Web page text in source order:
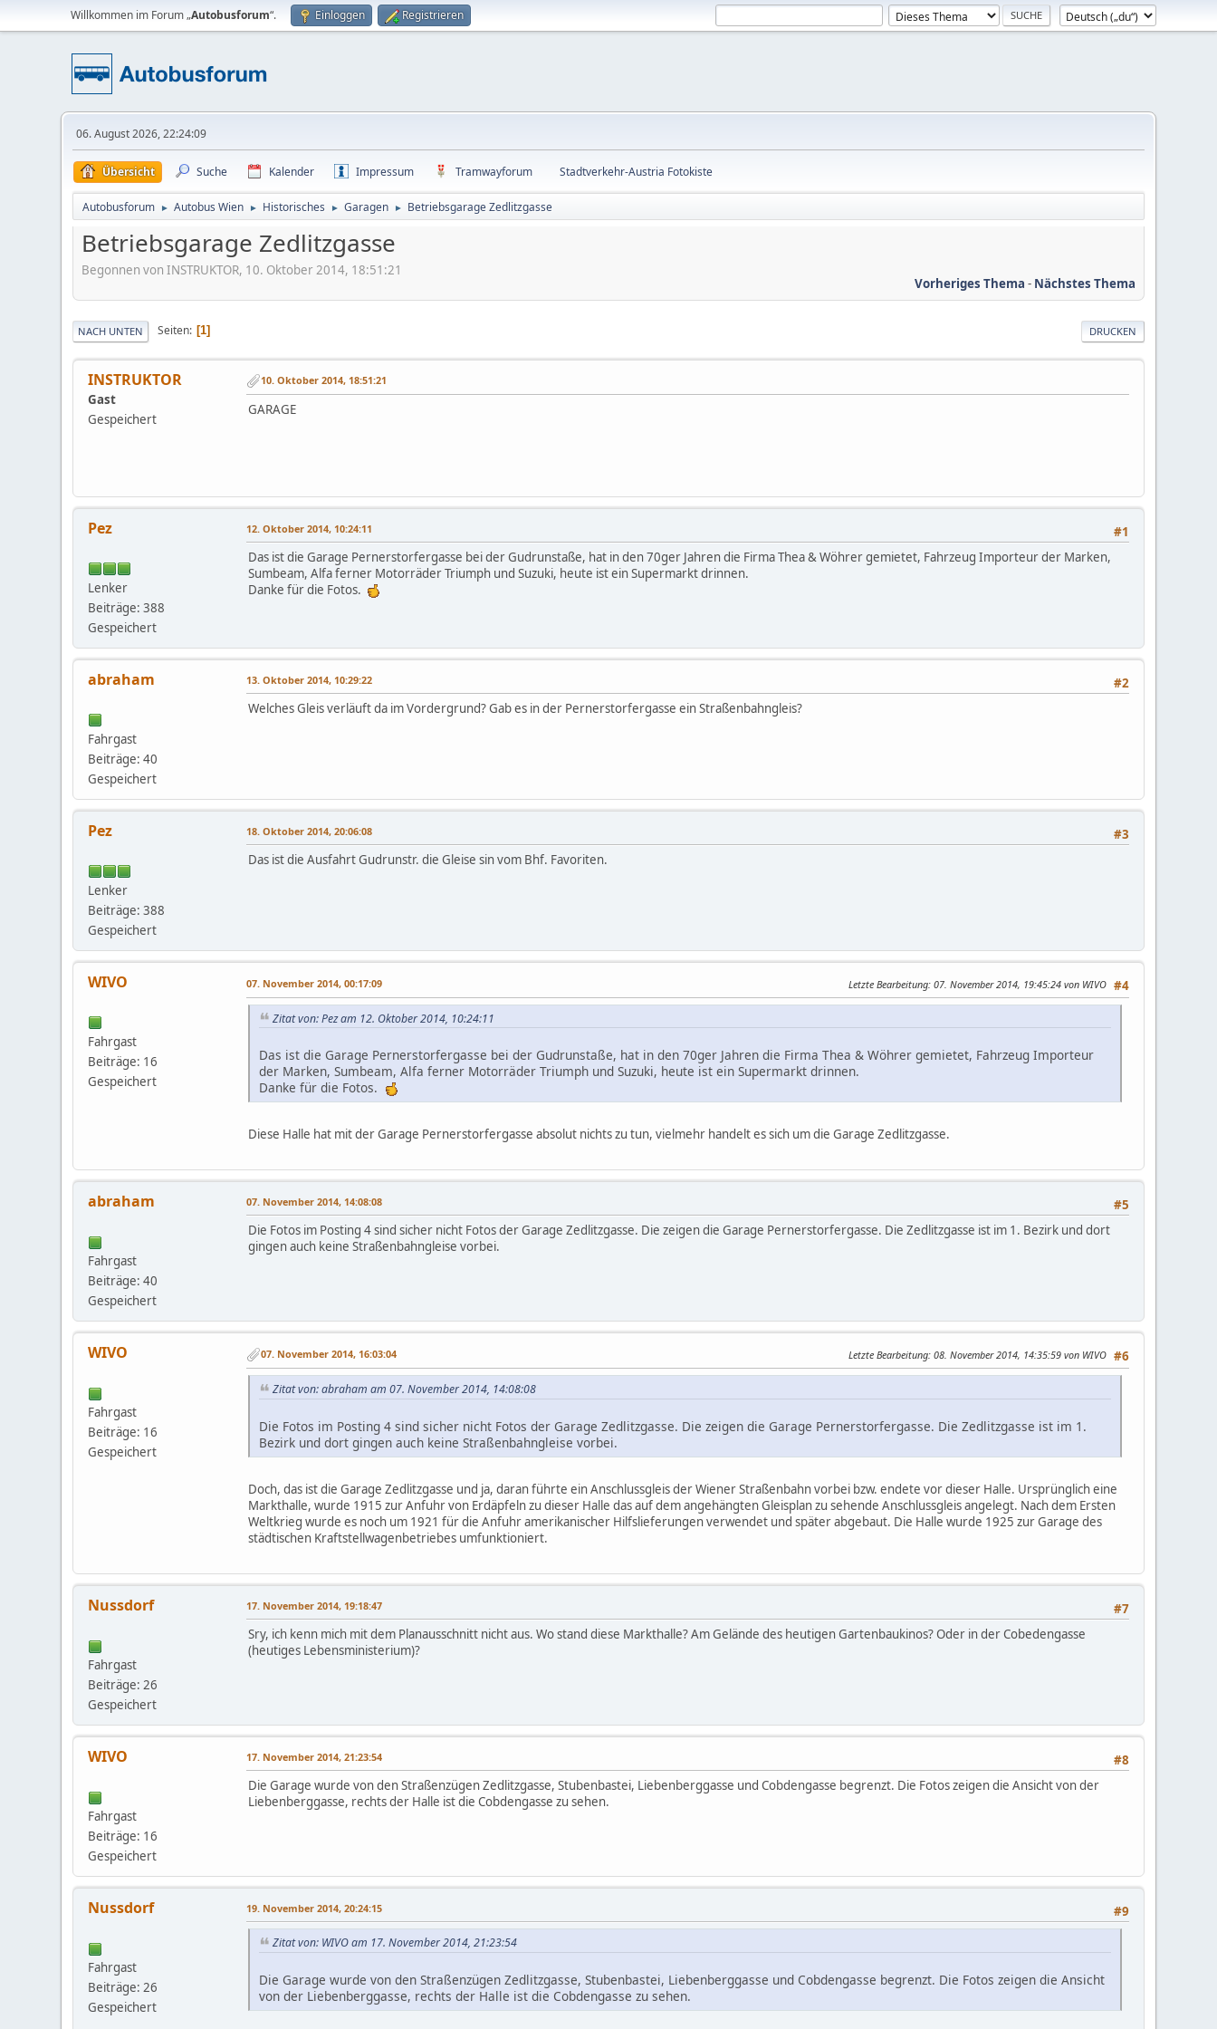
Willkommen im Forum „Autobusforum“. Einloggen Registrieren
06. August 2026, 22:24:09
Übersicht Suche Kalender Impressum Tramwayforum Stadtverkehr-Austria Fotokiste
Autobusforum ► Autobus Wien ► Historisches ► Garagen ► Betriebsgarage Zedlitzgasse
Betriebsgarage Zedlitzgasse
Begonnen von INSTRUKTOR, 10. Oktober 2014, 18:51:21
Vorheriges Thema - Nächstes Thema
DRUCKEN
NACH UNTEN Seiten 1
INSTRUKTOR
Gast
Gespeichert
10. Oktober 2014, 18:51:21
GARAGE
Pez
Lenker
Beiträge: 388
Gespeichert
#1
12. Oktober 2014, 10:24:11
Das ist die Garage Pernerstorfergasse bei der Gudrunstaße, hat in den 70ger Jahren die Firma Thea & Wöhrer gemietet, Fahrzeug Importeur der Marken,
Sumbeam, Alfa ferner Motorräder Triumph und Suzuki, heute ist ein Supermarkt drinnen.
Danke für die Fotos.
abraham
Fahrgast
Beiträge: 40
Gespeichert
#2
13. Oktober 2014, 10:29:22
Welches Gleis verläuft da im Vordergrund? Gab es in der Pernerstorfergasse ein Straßenbahngleis?
Pez
Lenker
Beiträge: 388
Gespeichert
#3
18. Oktober 2014, 20:06:08
Das ist die Ausfahrt Gudrunstr. die Gleise sin vom Bhf. Favoriten.
WIVO
Fahrgast
Beiträge: 16
Gespeichert
#4
07. November 2014, 00:17:09 Letzte Bearbeitung: 07. November 2014, 19:45:24 von WIVO
Zitat von: Pez am 12. Oktober 2014, 10:24:11
Das ist die Garage Pernerstorfergasse bei der Gudrunstaße, hat in den 70ger Jahren die Firma Thea & Wöhrer gemietet, Fahrzeug Importeur
der Marken, Sumbeam, Alfa ferner Motorräder Triumph und Suzuki, heute ist ein Supermarkt drinnen.
Danke für die Fotos.
Diese Halle hat mit der Garage Pernerstorfergasse absolut nichts zu tun, vielmehr handelt es sich um die Garage Zedlitzgasse.
abraham
Fahrgast
Beiträge: 40
Gespeichert
#5
07. November 2014, 14:08:08
Die Fotos im Posting 4 sind sicher nicht Fotos der Garage Zedlitzgasse. Die zeigen die Garage Pernerstorfergasse. Die Zedlitzgasse ist im 1. Bezirk und dort
gingen auch keine Straßenbahngleise vorbei.
WIVO
Fahrgast
Beiträge: 16
Gespeichert
#6
07. November 2014, 16:03:04 Letzte Bearbeitung: 08. November 2014, 14:35:59 von WIVO
Zitat von: abraham am 07. November 2014, 14:08:08
Die Fotos im Posting 4 sind sicher nicht Fotos der Garage Zedlitzgasse. Die zeigen die Garage Pernerstorfergasse. Die Zedlitzgasse ist im 1.
Bezirk und dort gingen auch keine Straßenbahngleise vorbei.
Doch, das ist die Garage Zedlitzgasse und ja, daran führte ein Anschlussgleis der Wiener Straßenbahn vorbei bzw. endete vor dieser Halle. Ursprünglich eine
Markthalle, wurde 1915 zur Anfuhr von Erdäpfeln zu dieser Halle das auf dem angehängten Gleisplan zu sehende Anschlussgleis angelegt. Nach dem Ersten
Weltkrieg wurde es noch um 1921 für die Anfuhr amerikanischer Hilfslieferungen verwendet und später abgebaut. Die Halle wurde 1925 zur Garage des
städtischen Kraftstellwagenbetriebes umfunktioniert.
Nussdorf
Fahrgast
Beiträge: 26
Gespeichert
#7
17. November 2014, 19:18:47
Sry, ich kenn mich mit dem Planausschnitt nicht aus. Wo stand diese Markthalle? Am Gelände des heutigen Gartenbaukinos? Oder in der Cobedengasse
(heutiges Lebensministerium)?
WIVO
Fahrgast
Beiträge: 16
Gespeichert
#8
17. November 2014, 21:23:54
Die Garage wurde von den Straßenzügen Zedlitzgasse, Stubenbastei, Liebenberggasse und Cobdengasse begrenzt. Die Fotos zeigen die Ansicht von der
Liebenberggasse, rechts der Halle ist die Cobdengasse zu sehen.
Nussdorf
Fahrgast
Beiträge: 26
Gespeichert
#9
19. November 2014, 20:24:15
Zitat von: WIVO am 17. November 2014, 21:23:54
Die Garage wurde von den Straßenzügen Zedlitzgasse, Stubenbastei, Liebenberggasse und Cobdengasse begrenzt. Die Fotos zeigen die Ansicht
von der Liebenberggasse, rechts der Halle ist die Cobdengasse zu sehen.